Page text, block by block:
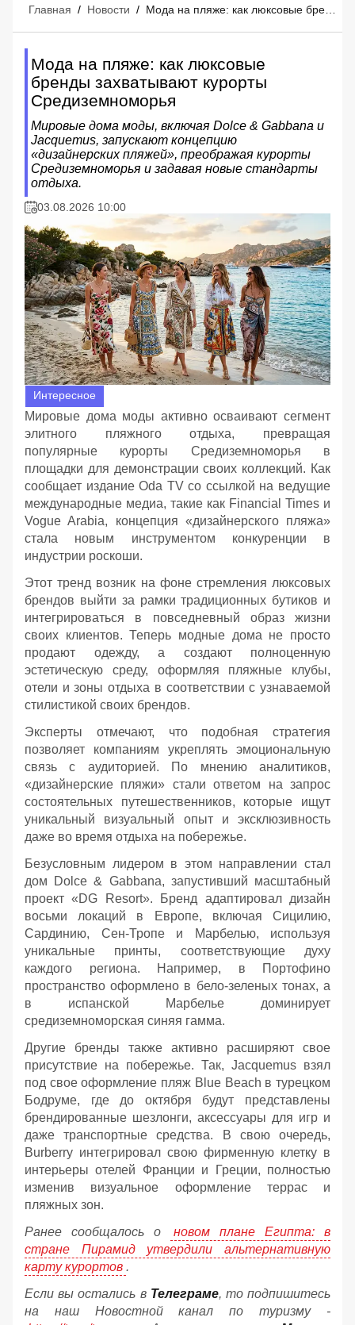
Главная / Новости / Мода на пляже: как люксовые бренды захватывают курорты Средиземноморья
Мода на пляже: как люксовые
бренды захватывают курорты
Средиземноморья
Мировые дома моды, включая Dolce & Gabbana и
Jacquemus, запускают концепцию
«дизайнерских пляжей», преображая курорты
Средиземноморья и задавая новые стандарты
отдыха.
03.08.2026 10:00
Интересное
Мировые дома моды активно осваивают сегмент
элитного пляжного отдыха, превращая
популярные курорты Средиземноморья в
площадки для демонстрации своих коллекций. Как
сообщает издание Oda TV со ссылкой на ведущие
международные медиа, такие как Financial Times и
Vogue Arabia, концепция «дизайнерского пляжа»
стала новым инструментом конкуренции в
индустрии роскоши.
Этот тренд возник на фоне стремления люксовых
брендов выйти за рамки традиционных бутиков и
интегрироваться в повседневный образ жизни
своих клиентов. Теперь модные дома не просто
продают одежду, а создают полноценную
эстетическую среду, оформляя пляжные клубы,
отели и зоны отдыха в соответствии с узнаваемой
стилистикой своих брендов.
Эксперты отмечают, что подобная стратегия
позволяет компаниям укреплять эмоциональную
связь с аудиторией. По мнению аналитиков,
«дизайнерские пляжи» стали ответом на запрос
состоятельных путешественников, которые ищут
уникальный визуальный опыт и эксклюзивность
даже во время отдыха на побережье.
Безусловным лидером в этом направлении стал
дом Dolce & Gabbana, запустивший масштабный
проект «DG Resort». Бренд адаптировал дизайн
восьми локаций в Европе, включая Сицилию,
Сардинию, Сен-Тропе и Марбелью, используя
уникальные принты, соответствующие духу
каждого региона. Например, в Портофино
пространство оформлено в бело-зеленых тонах, а
в испанской Марбелье доминирует
средиземноморская синяя гамма.
Другие бренды также активно расширяют свое
присутствие на побережье. Так, Jacquemus взял
под свое оформление пляж Blue Beach в турецком
Бодруме, где до октября будут представлены
брендированные шезлонги, аксессуары для игр и
даже транспортные средства. В свою очередь,
Burberry интегрировал свою фирменную клетку в
интерьеры отелей Франции и Греции, полностью
изменив визуальное оформление террас и
пляжных зон.
Ранее сообщалось о
новом плане Египта: в
стране Пирамид утвердили альтернативную
карту курортов .
Если вы остались в Телеграме, то подпишитесь
на наш Новостной канал по туризму -